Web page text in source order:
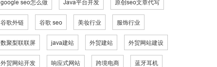
google seo怎么做 Java平台开发 原创seo文章代写
谷歌外链 谷歌 seo 美妆行业 服饰行业
数聚梨联联屏 java建站 外贸建站 外贸网站建设
外贸网站开发 响应式网站 跨境电商 蓝牙耳机